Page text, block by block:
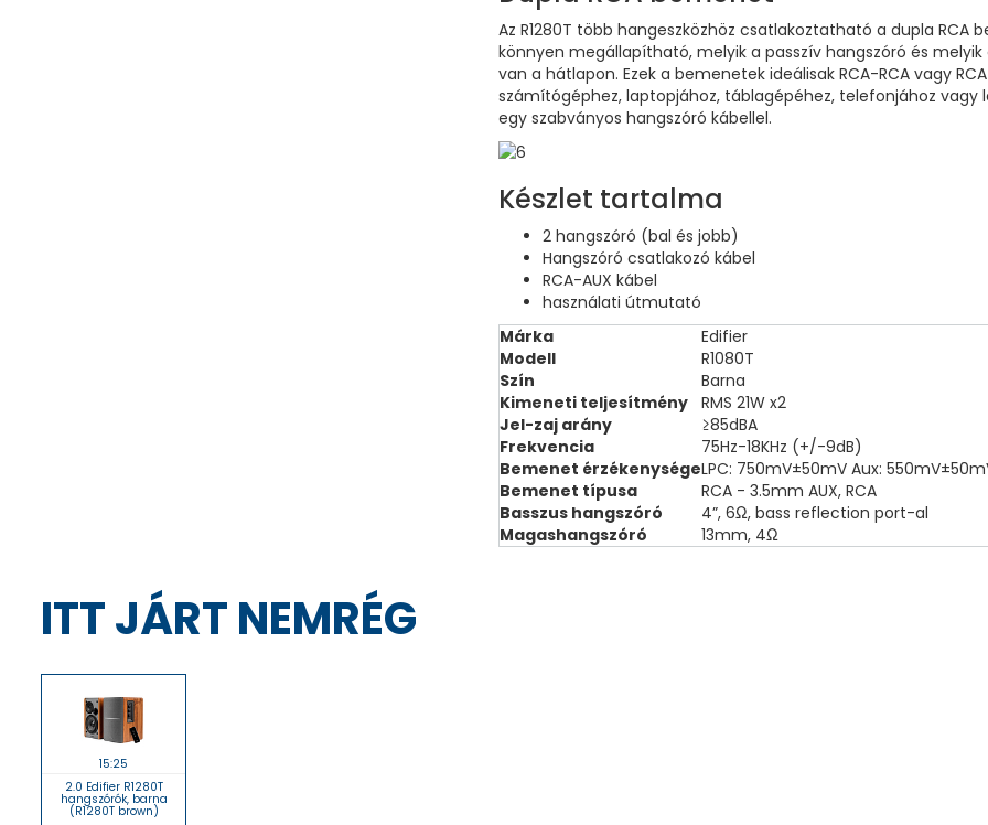
Az R1280T több hangeszközhöz csatlakoztatható a dupla
könnyen megállapítható, melyik a passzív hangszóró és
van a hátlapon. Ezek a bemenetek ideálisak RCA-RCA vagy
számítógéphez, laptopjához, táblagépéhez, telefonjához vagy
egy szabványos hangszóró kábellel.
Készlet tartalma
2 hangszóró (bal és jobb)
Hangszóró csatlakozó kábel
RCA-AUX kábel
használati útmutató
Márka
Edifier
Modell
R1080T
Szín
Barna
Kimeneti teljesítmény RMS 21W x2
Jel-zaj arány
≥85dBA
Frekvencia
75Hz-18KHz (+/-9dB)
Bemenet érzékenységeLPC: 750mV±50mV Aux:
Bemenet típusa
RCA - 3.5mm AUX, RCA
Basszus hangszóró
4”, 6Ω, bass reflection port-al
Magashangszóró
13mm, 4Ω
ITT JÁRT NEMRÉG
15:25
2.0 Edifier R1280T
hangszórók, barna
(R1280T brown)